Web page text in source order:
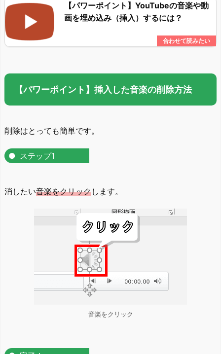
【パワーポイント】YouTubeの音楽や動
画を埋め込み（挿入）するには？
【パワーポイント】挿入した音楽の削除方法
削除はとっても簡単です。
ステップ1
消したい音楽をクリックします。
音楽をクリック